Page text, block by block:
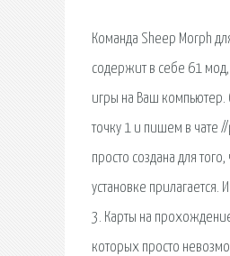
Команда Sheep Morph
содержит в себе 61 мод,
игры на Ваш компьютер.
точку 1 и пишем в чате
просто создана для
установке
3. Карты на
которых просто